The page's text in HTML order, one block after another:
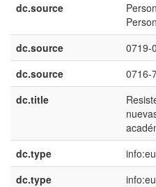
dc.source
dc.source
0719-
dc.source
0716-
dc.title
dc.type
dc.type